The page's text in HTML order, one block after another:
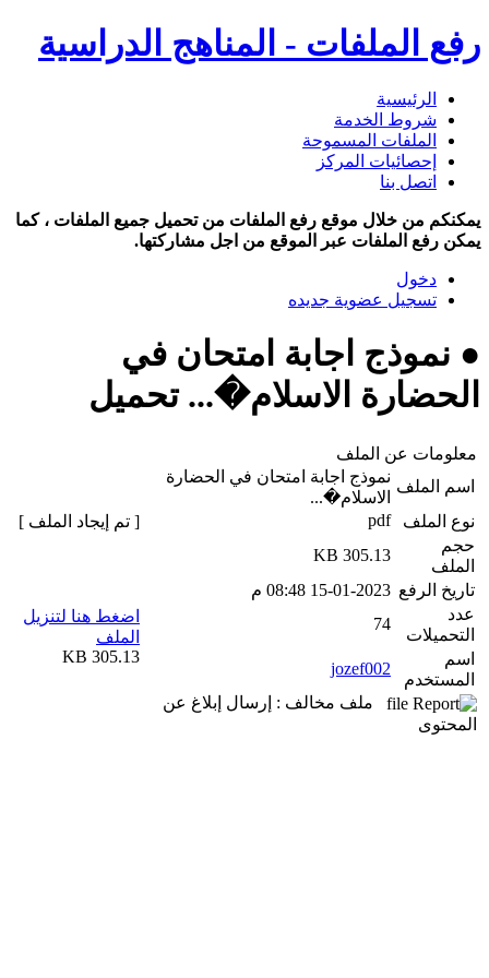
رفع الملفات - المناهج الدراسية
الرئيسية
شروط الخدمة
الملفات المسموحة
إحصائيات المركز
اتصل بنا
يمكنكم من خلال موقع رفع الملفات من تحميل جميع الملفات ، كما
يمكن رفع الملفات عبر الموقع من اجل مشاركتها.
دخول
تسجيل عضوية جديده
● نموذج اجابة امتحان في
الحضارة الاسلام�... تحميل
معلومات عن الملف
اسم الملف
نموذج اجابة امتحان في الحضارة
الاسلام�...
نوع الملف
pdf
حجم
الملف
305.13 KB
تاريخ الرفع 15-01-2023 08:48 م
عدد
التحميلات
74
اسم
المستخدم
jozef002
ملف مخالف : إرسال إبلاغ عن
المحتوى
[ تم إيجاد الملف ]
اضغط هنا لتنزيل
الملف
305.13 KB